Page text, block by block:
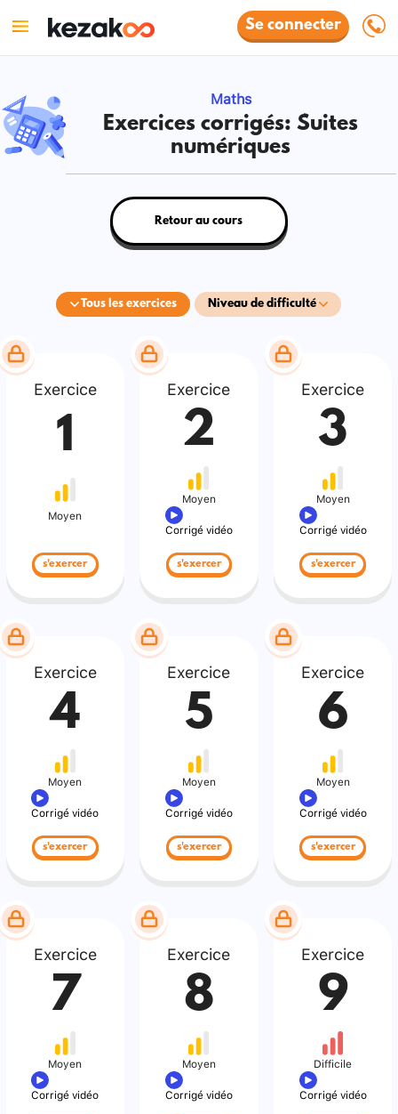
Se connecter
Maths
Exercices corrigés: Suites
numériques
Tous les exercices Niveau de difficulté
Retour au cours
Exercice
1
Moyen
s'exercer
Exercice
2
Moyen
Corrigé vidéo
s'exercer
Exercice
3
Moyen
Corrigé vidéo
s'exercer
Exercice
4
Moyen
Corrigé vidéo
s'exercer
Exercice
5
Moyen
Corrigé vidéo
s'exercer
Exercice
6
Moyen
Corrigé vidéo
s'exercer
Exercice
7
Moyen
Corrigé vidéo
Exercice
8
Moyen
Corrigé vidéo
Exercice
9
Difficile
Corrigé vidéo